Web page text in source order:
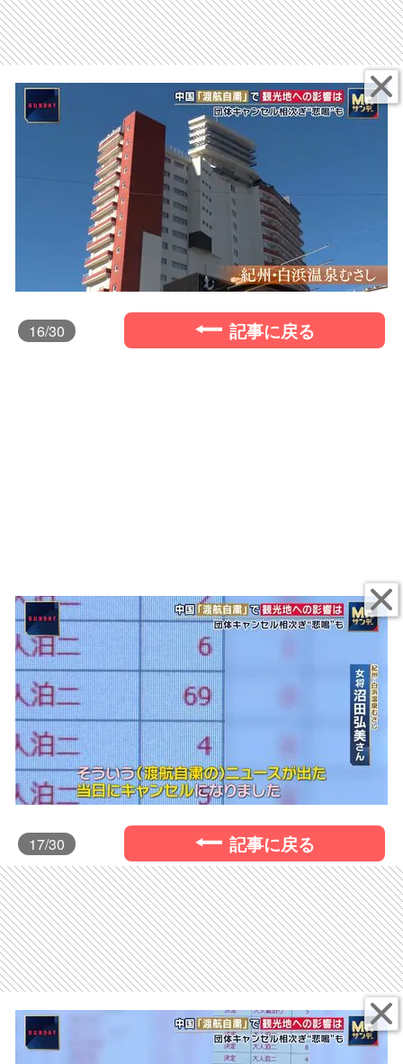
16/30 記事に戻る
17/30 記事に戻る